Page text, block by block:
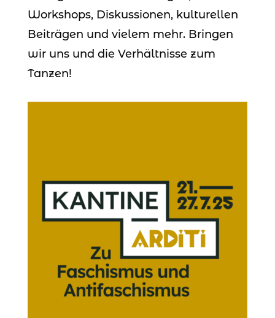
Workshops, Diskussionen, kulturellen
Beiträgen und vielem mehr. Bringen
wir uns und die Verhältnisse zum
Tanzen!